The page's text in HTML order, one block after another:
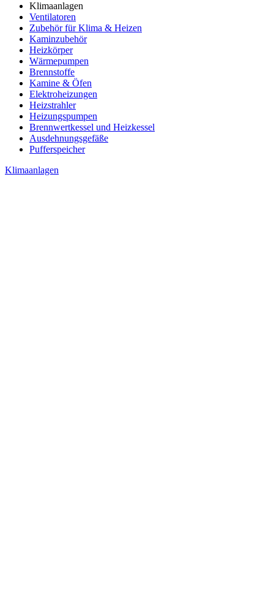
Klimaanlagen
Ventilatoren
Zubehör für Klima & Heizen
Kaminzubehör
Heizkörper
Wärmepumpen
Brennstoffe
Kamine & Öfen
Elektroheizungen
Heizstrahler
Heizungspumpen
Brennwertkessel und Heizkessel
Ausdehnungsgefäße
Pufferspeicher
Klimaanlagen